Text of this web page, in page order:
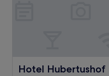
Hotel Hubertushof
Hotel Hubertushof